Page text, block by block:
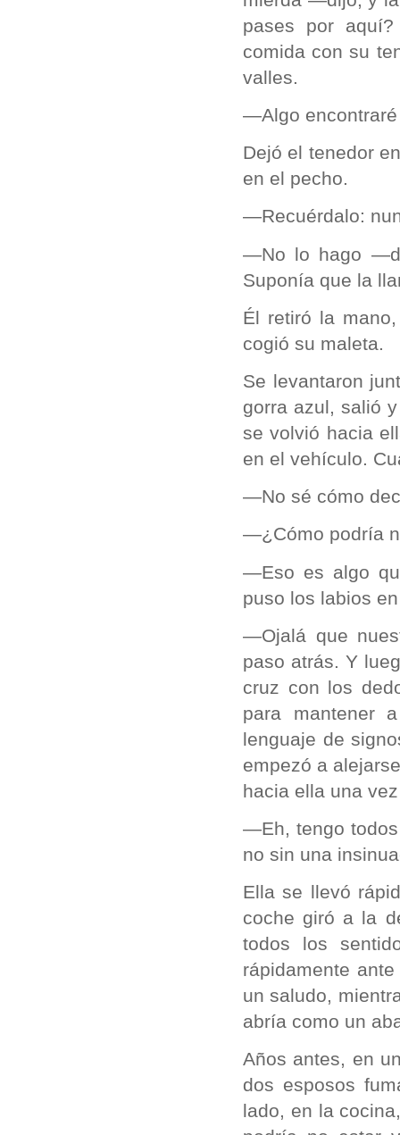
pases por
comida con su
valles.
—Algo
Dejó el tenedor
en el pecho.
—Recuérdalo:
—No lo hago
Suponía que la
Él retiró la
cogió su maleta.
Se levantaron
gorra azul, salió
se volvió hacia
en el vehículo.
—No sé cómo
—¿Cómo podría
—Eso es algo
puso los labios
—Ojalá que
paso atrás. Y
cruz con los
para mantener
lenguaje de
empezó a
hacia ella una
—Eh, tengo
no sin una
Ella se llevó
coche giró a la
todos los
rápidamente
un saludo,
abría como un
Años antes, en
dos esposos
lado, en la